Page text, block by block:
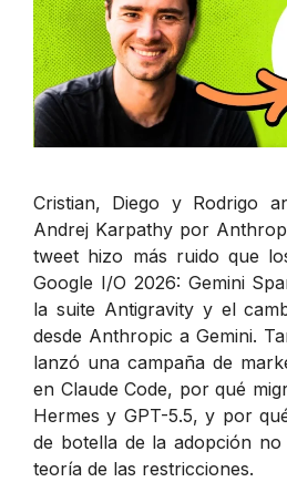
Cristian, Diego y Rodrigo
Andrej Karpathy por
tweet hizo más ruido que
Google I/O 2026: Gemini
la suite Antigravity y el
desde Anthropic a Gemini.
lanzó una campaña de
en Claude Code, por qué
Hermes y GPT-5.5, y por
de botella de la adopción
teoría de las restricciones.